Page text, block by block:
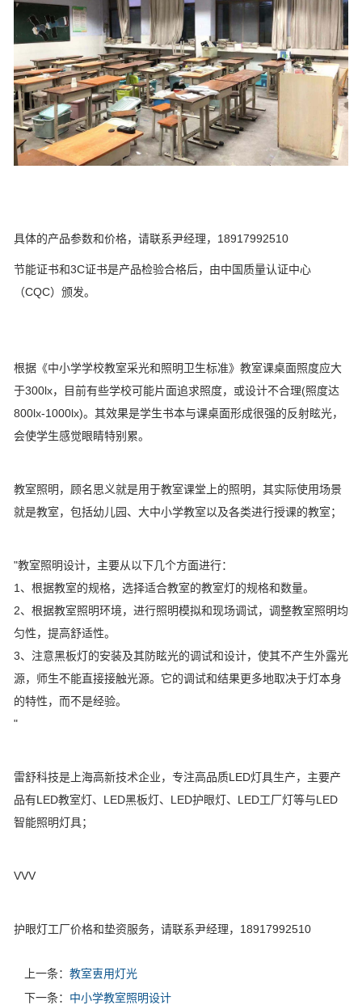
具体的产品参数和价格，请联系尹经理，18917992510
节能证书和3C证书是产品检验合格后，由中国质量认证中心
（CQC）颁发。
根据《中小学学校教室采光和照明卫生标准》教室课桌面照度应大
于300lx，目前有些学校可能片面追求照度，或设计不合理(照度达
800lx-1000lx)。其效果是学生书本与课桌面形成很强的反射眩光，
会使学生感觉眼睛特别累。
教室照明，顾名思义就是用于教室课堂上的照明，其实际使用场景
就是教室，包括幼儿园、大中小学教室以及各类进行授课的教室；
"教室照明设计，主要从以下几个方面进行：
1、根据教室的规格，选择适合教室的教室灯的规格和数量。
2、根据教室照明环境，进行照明模拟和现场调试，调整教室照明均
匀性，提高舒适性。
3、注意黑板灯的安装及其防眩光的调试和设计，使其不产生外露光
源，师生不能直接接触光源。它的调试和结果更多地取决于灯本身
的特性，而不是经验。
"
雷舒科技是上海高新技术企业，专注高品质LED灯具生产，主要产
品有LED教室灯、LED黑板灯、LED护眼灯、LED工厂灯等与LED
智能照明灯具；
VVV
护眼灯工厂价格和垫资服务，请联系尹经理，18917992510
上一条： 教室叀用灯光
下一条： 中小学教室照明设计